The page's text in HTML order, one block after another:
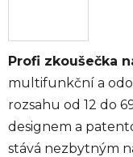
Profi zkoušečka
multifunkční a
rozsahu od 12 do
designem a
stává nezbytným